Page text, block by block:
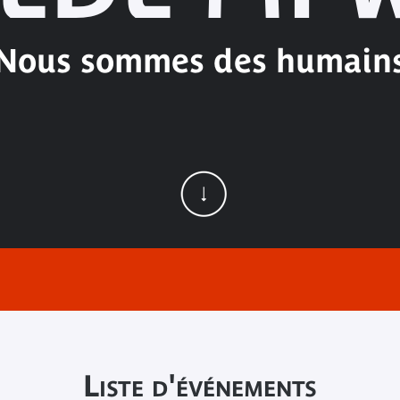
sommes des
Liste d'événements